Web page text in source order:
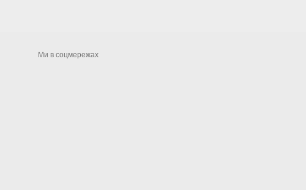
Ми в соцмережах